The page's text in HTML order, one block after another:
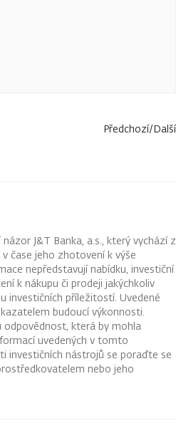
Předchozí/Další
J&T Banka, a.s., který vychází z
čase jeho zhotovení k výše
nepředstavují nabídku, investiční
k nákupu či prodeji jakýchkoliv
investičních příležitostí. Uvedené
budoucí výkonnosti.
odpovědnost, která by mohla
uvedených v tomto
investičních nástrojů se poraďte se
nebo jeho